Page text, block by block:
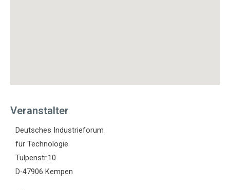
Veranstalter
Deutsches Industrieforum
für Technologie
Tulpenstr.10
D-47906 Kempen